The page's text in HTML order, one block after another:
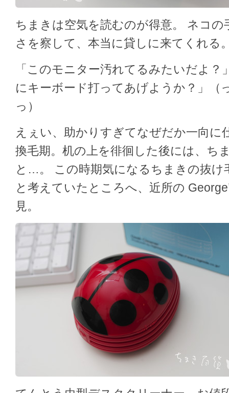
ちまきは空気を読むのが得意。 ネコ
さを察して、本当に貸しに来てくれる
「このモニター汚れてるみたいだよ
にキーボード打ってあげようか？」（
っ）
えぇい、助かりすぎてなぜだか一向に
換毛期。机の上を徘徊した後には、ち
と…。 この時期気になるちまきの抜け
と考えていたところへ、近所の
見。